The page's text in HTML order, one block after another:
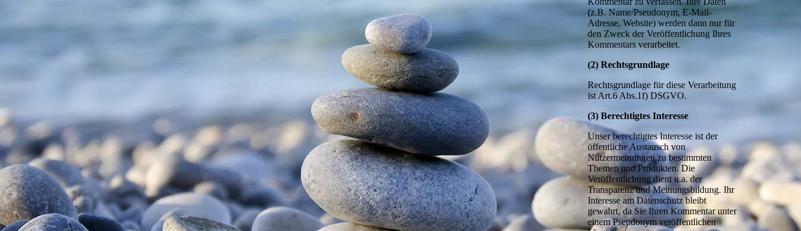
(z.B. Name/Pseudonym, E-Mail-
Adresse, Website) werden dann nur für
den Zweck der Veröffentlichung Ihres
Kommentars verarbeitet.
(2) Rechtsgrundlage
Rechtsgrundlage für diese Verarbeitung
ist Art.6 Abs.1f) DSGVO.
(3) Berechtigtes Interesse
Unser berechtigtes Interesse ist der
öffentliche Austausch von
Nutzermeinungen zu bestimmten
Themen und Produkten. Die
Veröffentlichung dient u.a. der
Transparenz und Meinungsbildung. Ihr
Interesse am Datenschutz bleibt
gewahrt, da Sie Ihren Kommentar unter
einem Pseudonym veröffentlichen